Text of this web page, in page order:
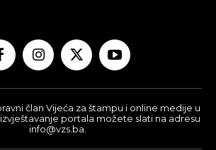
član Vijeća za štampu i online medije u
portala možete slati na adresu
info@vzs.ba.